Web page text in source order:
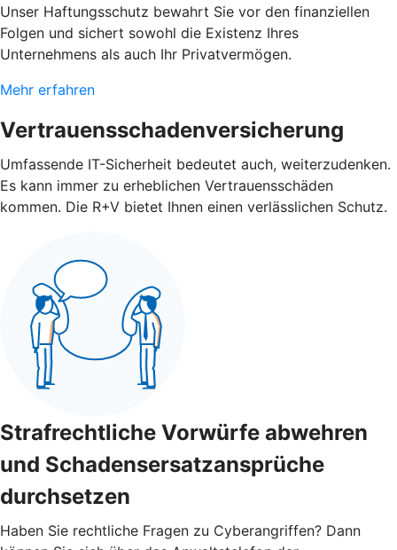
Unser Haftungsschutz bewahrt Sie vor den finanziellen
Folgen und sichert sowohl die Existenz Ihres
Unternehmens als auch Ihr Privatvermögen.
Mehr erfahren
Vertrauensschadenversicherung
Umfassende IT-Sicherheit bedeutet auch, weiterzudenken.
Es kann immer zu erheblichen Vertrauensschäden
kommen. Die R+V bietet Ihnen einen verlässlichen Schutz.
Strafrechtliche Vorwürfe abwehren
und Schadensersatzansprüche
durchsetzen
Haben Sie rechtliche Fragen zu Cyberangriffen? Dann